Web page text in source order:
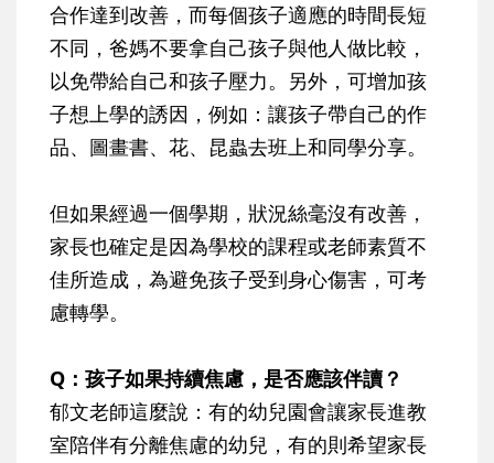
合作達到改善，而每個孩子適應的時間長短
不同，爸媽不要拿自己孩子與他人做比較，
以免帶給自己和孩子壓力。另外，可增加孩
子想上學的誘因，例如：讓孩子帶自己的作
品、圖畫書、花、昆蟲去班上和同學分享。
但如果經過一個學期，狀況絲毫沒有改善，
家長也確定是因為學校的課程或老師素質不
佳所造成，為避免孩子受到身心傷害，可考
慮轉學。
Q：孩子如果持續焦慮，是否應該伴讀？
郁文老師這麼說：有的幼兒園會讓家長進教
室陪伴有分離焦慮的幼兒，有的則希望家長